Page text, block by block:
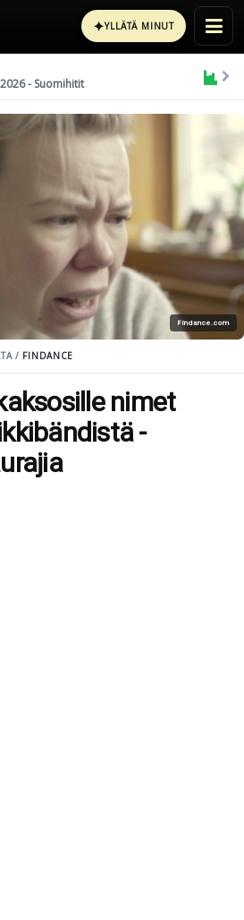
✦YLLÄTÄ MINUT
- Suomihitit
Findance.com
/ FINDANCE
nimet
-